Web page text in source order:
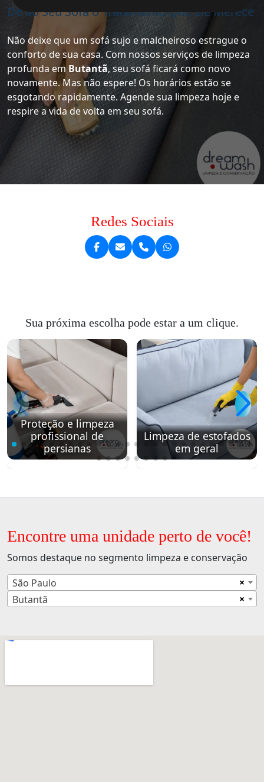
Dê ao Seu Sofá o Tratamento Que Ele Merece
Não deixe que um sofá sujo e malcheiroso estrague o
conforto de sua casa. Com nossos serviços de limpeza
profunda em Butantã, seu sofá ficará como novo
novamente. Mas não espere! Os horários estão se
esgotando rapidamente. Agende sua limpeza hoje e
respire a vida de volta em seu sofá.
Redes Sociais
Sua próxima escolha pode estar a um clique.
Proteção e limpeza
profissional de
persianas
Limpeza de estofados
em geral
Encontre uma unidade perto de você!
Somos destaque no segmento limpeza e conservação
×
São Paulo
×
Butantã